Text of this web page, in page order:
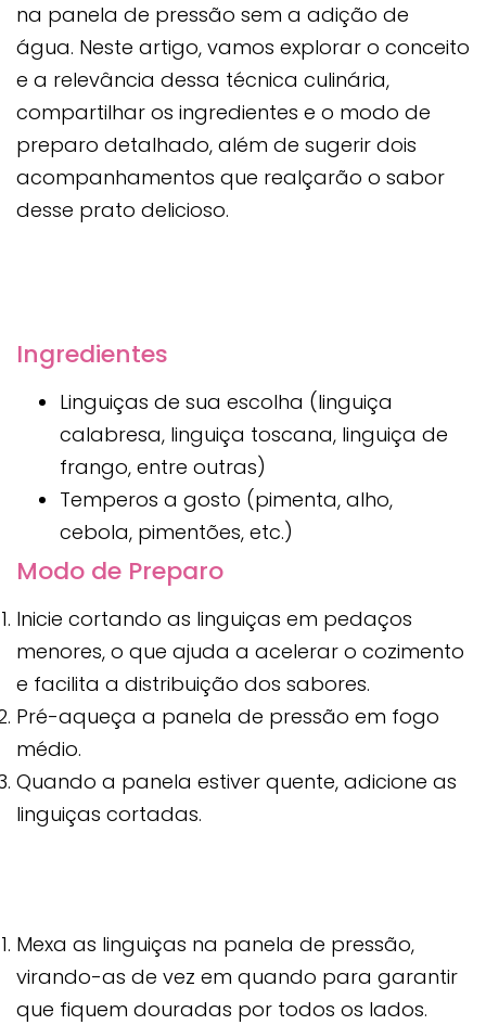
na panela de pressão sem a adição de
água. Neste artigo, vamos explorar o conceito
e a relevância dessa técnica culinária,
compartilhar os ingredientes e o modo de
preparo detalhado, além de sugerir dois
acompanhamentos que realçarão o sabor
desse prato delicioso.
Ingredientes
Linguiças de sua escolha (linguiça
calabresa, linguiça toscana, linguiça de
frango, entre outras)
Temperos a gosto (pimenta, alho,
cebola, pimentões, etc.)
Modo de Preparo
Inicie cortando as linguiças em pedaços
menores, o que ajuda a acelerar o cozimento
e facilita a distribuição dos sabores.
Pré-aqueça a panela de pressão em fogo
médio.
Quando a panela estiver quente, adicione as
linguiças cortadas.
Mexa as linguiças na panela de pressão,
virando-as de vez em quando para garantir
que fiquem douradas por todos os lados.